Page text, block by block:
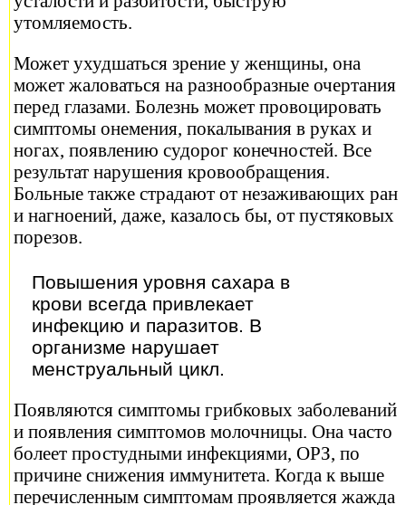
утомляемость.
Может ухудшаться зрение у женщины, она
может жаловаться на разнообразные очертания
перед глазами. Болезнь может провоцировать
симптомы онемения, покалывания в руках и
ногах, появлению судорог конечностей. Все
результат нарушения кровообращения.
Больные также страдают от незаживающих ран
и нагноений, даже, казалось бы, от пустяковых
порезов.
Повышения уровня сахара в
крови всегда привлекает
инфекцию и паразитов. В
организме нарушает
менструальный цикл.
Появляются симптомы грибковых заболеваний
и появления симптомов молочницы. Она часто
болеет простудными инфекциями, ОРЗ, по
причине снижения иммунитета. Когда к выше
перечисленным симптомам проявляется жажда